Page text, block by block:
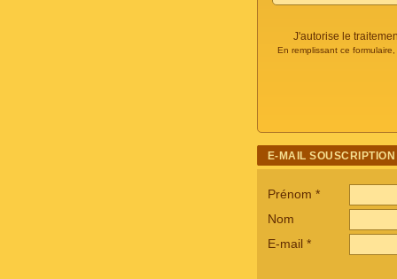
J'autorise le
En remplissant ce
E-MAIL SOUSCRIPTION
Prénom *
Nom
E-mail *